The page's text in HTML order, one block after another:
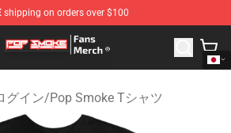
shipping on orders over $100
- Official Pop Smoke Merchandise
グイン/Pop Smoke Tシャツ